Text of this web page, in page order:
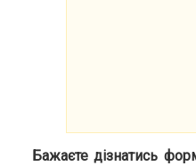
Бажаєте дізнатись